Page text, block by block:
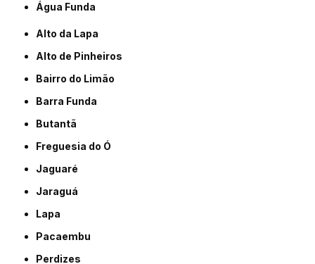
Água Funda
Alto da Lapa
Alto de Pinheiros
Bairro do Limão
Barra Funda
Butantã
Freguesia do Ó
Jaguaré
Jaraguá
Lapa
Pacaembu
Perdizes